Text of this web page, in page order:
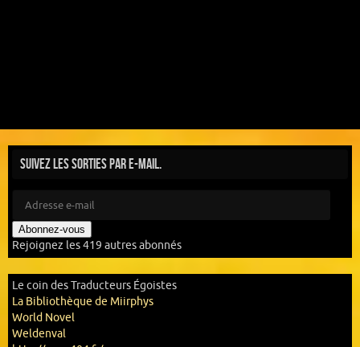
Suivez les sorties par e-mail.
Abonnez-vous
Rejoignez les 419 autres abonnés
Le coin des Traducteurs Égoistes
La Bibliothèque de Miirphys
World Novel
Weldenval